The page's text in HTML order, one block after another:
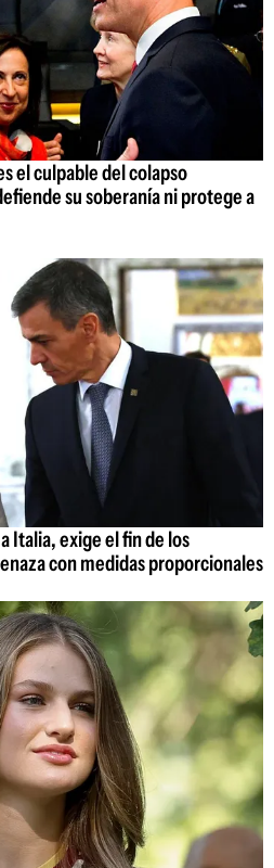
el culpable del colapso
su soberanía ni protege a
Italia, exige el fin de los
con medidas proporcionales